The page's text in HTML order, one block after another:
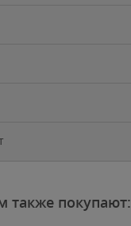
также покупают: